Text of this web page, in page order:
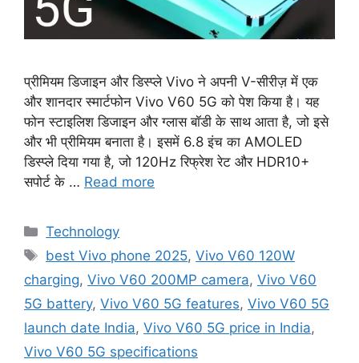
प्रीमियम डिजाइन और डिस्प्ले Vivo ने अपनी V-सीरीज़ में एक
और शानदार स्मार्टफोन Vivo V60 5G को पेश किया है। यह
फोन स्टाइलिश डिजाइन और ग्लास बॉडी के साथ आता है, जो इसे
और भी प्रीमियम बनाता है। इसमें 6.8 इंच का AMOLED
डिस्प्ले दिया गया है, जो 120Hz रिफ्रेश रेट और HDR10+
सपोर्ट के … Read more
Categories
Technology
Tags
best Vivo phone 2025,Vivo V60 120W
charging, Vivo V60 200MP camera, Vivo V60
5G battery, Vivo V60 5G features, Vivo V60 5G
launch date India, Vivo V60 5G price in India,
Vivo V60 5G specifications